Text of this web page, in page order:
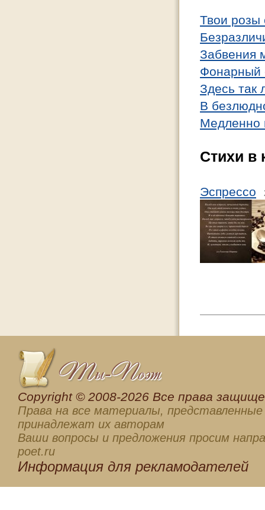
Твои розы
Забвения
Фонарный
Здесь так
В
Медленно
Стихи в
Эспрессо
Сopyright © 2008-2026 Все права
Права на все материалы, представленные
принадлежат их авторам
Ваши вопросы и предложения просим
poet.ru
Информация для рекламодателей